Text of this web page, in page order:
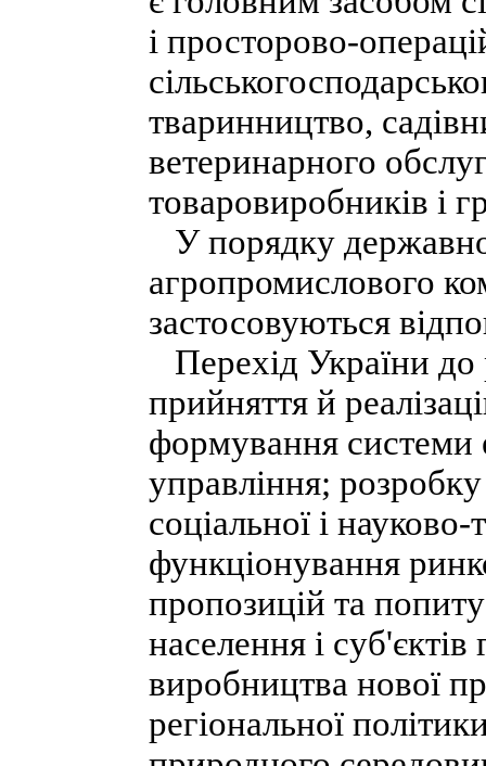
і просторово-
тваринництво,
ветеринарного
товаровиробників і
У порядку
агропромислового
застосовуються
Перехід України до
прийняття й
формування системи
управління;
соціальної і
функціонування
пропозицій та
населення і
виробництва нової
регіональної